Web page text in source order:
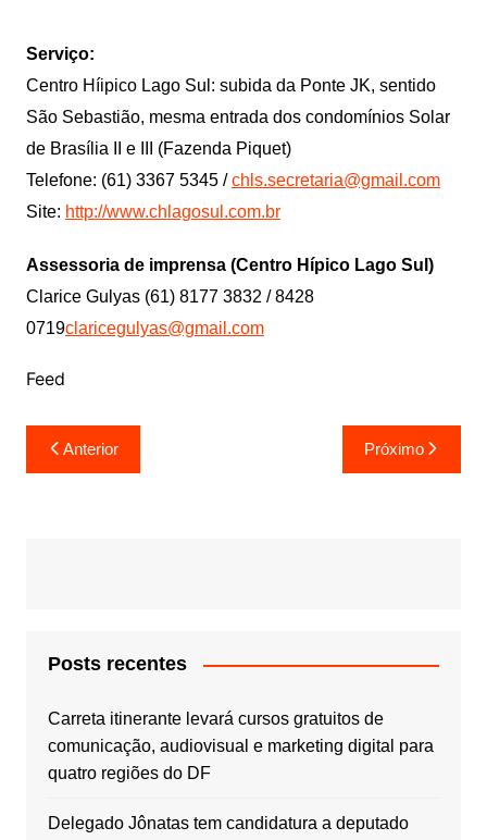
Serviço:
Centro Híipico Lago Sul: subida da Ponte JK, sentido
São Sebastião, mesma entrada dos condomínios Solar
de Brasília II e III (Fazenda Piquet)
Telefone: (61) 3367 5345 /chls.secretaria@gmail.com
Site: http://www.chlagosul.com.br
Assessoria de imprensa (Centro Hípico Lago Sul)
Clarice Gulyas (61) 8177 3832 / 8428
0719claricegulyas@gmail.com
Feed
Navegação
de
Anterior Próximo
Posts recentes
Carreta itinerante levará cursos gratuitos de
comunicação, audiovisual e marketing digital para
quatro regiões do DF
Delegado Jônatas tem candidatura a deputado